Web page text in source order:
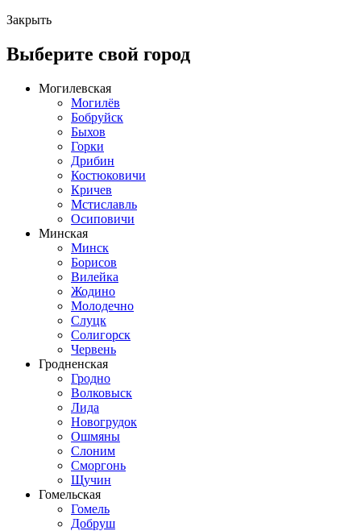
Закрыть
Выберите свой город
Могилевская
Могилёв
Бобруйск
Быхов
Горки
Дрибин
Костюковичи
Кричев
Мстиславль
Осиповичи
Минская
Минск
Борисов
Вилейка
Жодино
Молодечно
Слуцк
Солигорск
Червень
Гродненская
Гродно
Волковыск
Лида
Новогрудок
Ошмяны
Слоним
Сморгонь
Щучин
Гомельская
Гомель
Добруш